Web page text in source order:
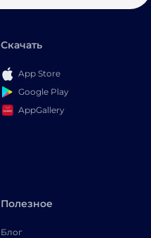
Скачать
App Store
Google Play
AppGallery
Полезное
Блог